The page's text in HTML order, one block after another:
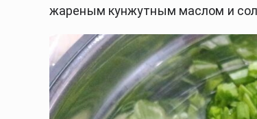
жареным кунжутным маслом и